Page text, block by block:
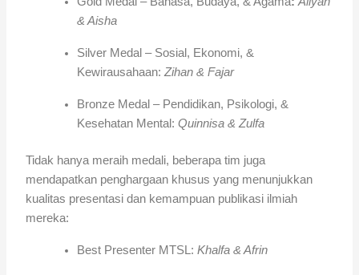
& Aisha
Silver Medal – Sosial, Ekonomi, &
Kewirausahaan:Zihan & Fajar
Bronze Medal – Pendidikan, Psikologi, &
Kesehatan Mental:Quinnisa & Zulfa
Tidak hanya meraih medali, beberapa tim juga
mendapatkan penghargaan khusus yang menunjukkan
kualitas presentasi dan kemampuan publikasi ilmiah
mereka:
Best Presenter MTSL:Khalfa & Afrin